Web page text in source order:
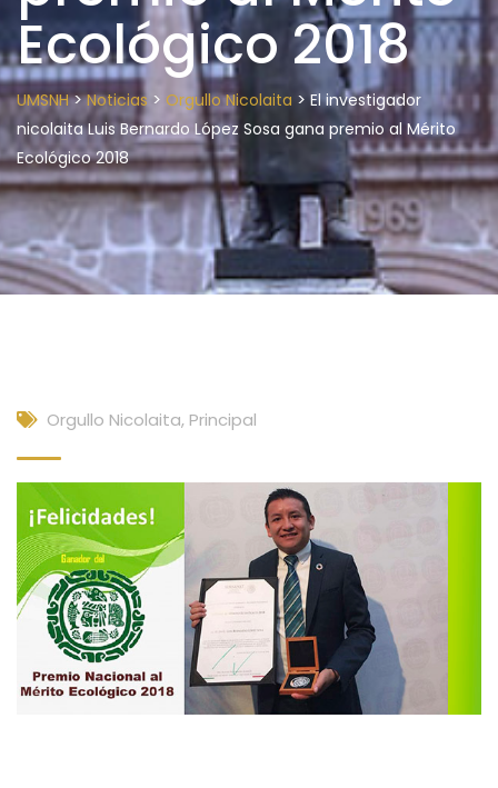
Ecológico 2018
UMSNH>Noticias > Orgullo Nicolaita >El investigador
nicolaita Luis Bernardo López Sosa gana premio al Mérito
Ecológico 2018
Orgullo Nicolaita, Principal